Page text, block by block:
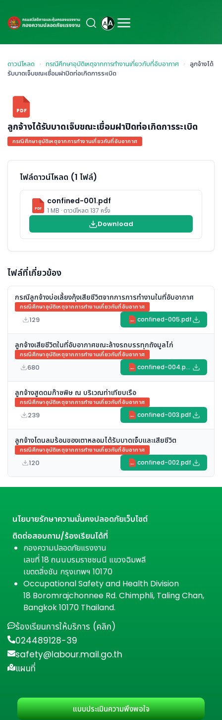
ดาวน์โหลด › กรณีศึกษาอุบัติเหตุจากการทำงานเกี่ยวกับที่อับอากาศ › ลูกจ้างได้
รับบาดเจ็บขณะเชื่อมฝาปิดท่อเกิดการระเบิด
PDF
ลูกจ้างได้รับบาดเจ็บขณะเชื่อมฝาปิดท่อเกิดการระเบิด
กรณีศึกษาอุบัติเหตุจากการทำงานเกี่ยวกับที่อับอากาศ
ไฟล์ดาวน์โหลด (1 ไฟล์)
PDF
confined-001.pdf
1 MB · ดาวน์โหลด 137 ครั้ง
Download
ไฟล์ที่เกี่ยวข้อง
กรณีลูกจ้างบ่อเลี้ยงกุ้งเสียชีวิตจากการการทำงานในที่อับอากาศ
กรณีศึกษาอุบัติเหตุจากการทำงานเกี่ยวกับที่อับอากาศ
129 PDF confined-005.pdf
ลูกจ้างเสียชีวิตในที่อับอากาศขณะล้างรถบรรทุกถังมูลไก่
กรณีศึกษาอุบัติเหตุจากการทำงานเกี่ยวกับที่อับอากาศ
680 PDF confined-004.pdf
ลูกจ้างสูดดมก๊าซพิษ ณ บริเวณท่าเทียบเรือ
กรณีศึกษาอุบัติเหตุจากการทำงานเกี่ยวกับที่อับอากาศ
239 PDF confined-003.pdf
ลูกจ้างโดนลมร้อนของเตาหลอมได้รับบาดเจ็บและเสียชีวิต
กรณีศึกษาอุบัติเหตุจากการทำงานเกี่ยวกับที่อับอากาศ
120 PDF confined-002.pdf
นโยบายรักษาความมั่นคงปลอดภัยเว็บไซต์
ติดต่อสอบถาม/ร้องเรียนได้ที่
กองความปลอดภัยแรงงาน
เลขที่ 18 ถนนบรมราชชนนี แขวงฉิมพลี
เขตตลิ่งชัน กรุงเทพฯ 10170
Occupational Safety and Health Division
18 Boromrajchonnee Rd. Chimphli, Taling Chan,
Bangkok 10170 Thailand.
ร้องเรียนการให้บริการ (คลิก)
024489128-39
safety@labour.mail.go.th
แผนที่
แบบประเมินความพึงพอใจ